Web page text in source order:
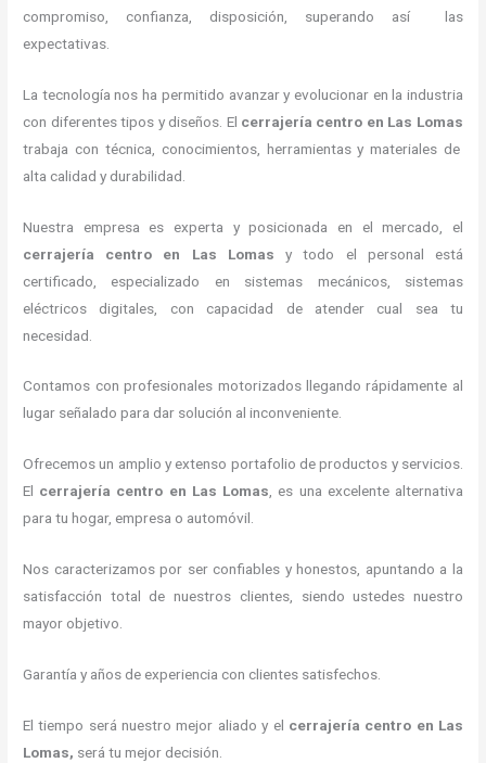
compromiso, confianza, disposición, superando así las
expectativas.
La tecnología nos ha permitido avanzar y evolucionar en la industria
con diferentes tipos y diseños. El cerrajería centro en Las Lomas
trabaja con técnica, conocimientos, herramientas y materiales de
alta calidad y durabilidad.
Nuestra empresa es experta y posicionada en el mercado, el
cerrajería centro en Las Lomas y todo el personal está
certificado, especializado en sistemas mecánicos, sistemas
eléctricos digitales, con capacidad de atender cual sea tu
necesidad.
Contamos con profesionales motorizados llegando rápidamente al
lugar señalado para dar solución al inconveniente.
Ofrecemos un amplio y extenso portafolio de productos y servicios.
El cerrajería centro en Las Lomas, es una excelente alternativa
para tu hogar, empresa o automóvil.
Nos caracterizamos por ser confiables y honestos, apuntando a la
satisfacción total de nuestros clientes, siendo ustedes nuestro
mayor objetivo.
Garantía y años de experiencia con clientes satisfechos.
El tiempo será nuestro mejor aliado y el cerrajería centro en Las
Lomas, será tu mejor decisión.